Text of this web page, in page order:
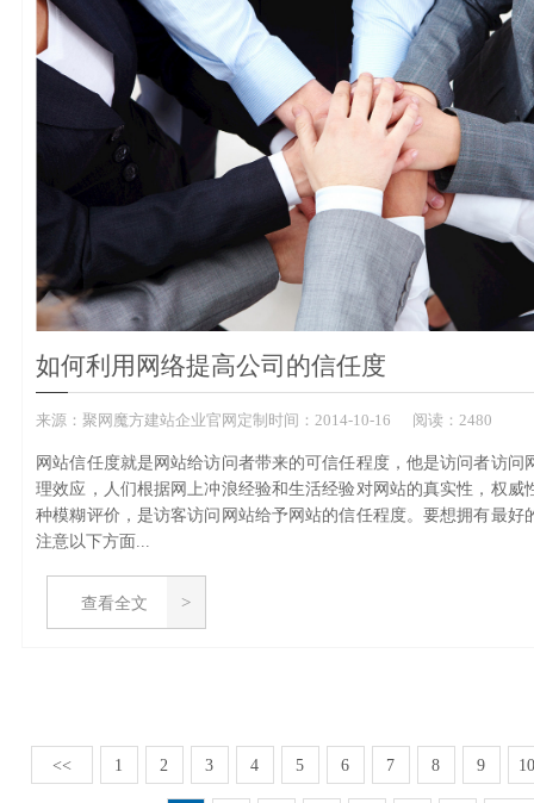
如何利用网络提高公司的信任度
来源： 聚网魔方建站企业官网定制 时间：2014-10-16 阅读：2480
网站信任度就是网站给访问者带来的可信任程度，他是访问者访问
理效应，人们根据网上冲浪经验和生活经验对网站的真实性，权威
种模糊评价，是访客访问网站给予网站的信任程度。要想拥有最好
注意以下方面...
查看全文
<< 1 2 3 4 5 6 7 8 9 10